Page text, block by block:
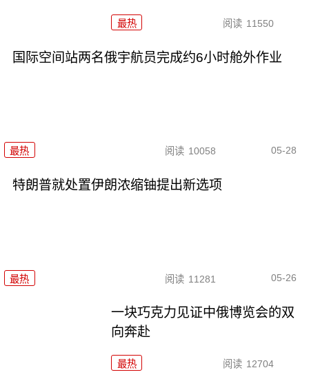
最热 阅读 11550
国际空间站两名俄宇航员完成约6小时舱外作业
最热 阅读 10058 05-28
特朗普就处置伊朗浓缩铀提出新选项
最热 阅读 11281 05-26
一块巧克力见证中俄博览会的双
向奔赴
最热 阅读 12704